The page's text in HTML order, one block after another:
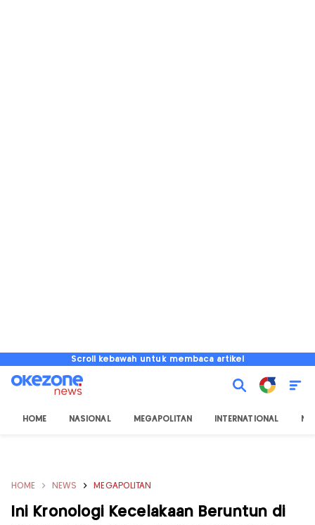
Scroll kebawah untuk membaca artikel
HOME NASIONAL MEGAPOLITAN INTERNATIONAL
HOME NEWS MEGAPOLITAN
Ini Kronologi Kecelakaan Beruntun di